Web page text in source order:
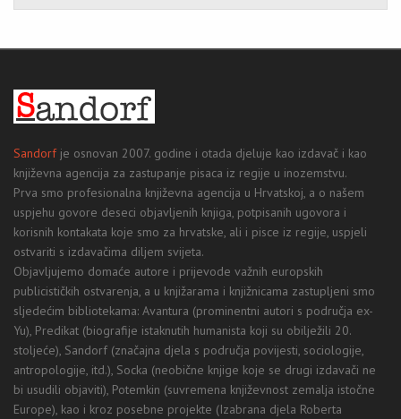
Sandorfje osnovan 2007. godine i otada djeluje kao izdavač i kao
književna agencija za zastupanje pisaca iz regije u inozemstvu.
Prva smo profesionalna književna agencija u Hrvatskoj, a o našem
uspjehu govore deseci objavljenih knjiga, potpisanih ugovora i
korisnih kontakata koje smo za hrvatske, ali i pisce iz regije, uspjeli
ostvariti s izdavačima diljem svijeta.
Objavljujemo domaće autore i prijevode važnih europskih
publicističkih ostvarenja, a u knjižarama i knjižnicama zastupljeni smo
sljedećim bibliotekama: Avantura (prominentni autori s područja ex-
Yu), Predikat (biografije istaknutih humanista koji su obilježili 20.
stoljeće), Sandorf (značajna djela s područja povijesti, sociologije,
antropologije, itd.), Socka (neobične knjige koje se drugi izdavači ne
bi usudili objaviti), Potemkin (suvremena književnost zemalja istočne
Europe), kao i kroz posebne projekte (Izabrana djela Roberta